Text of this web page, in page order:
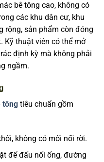
bê tông cao, không có
các khu dân cư, khu
rộng, sản phẩm còn đóng
Kỹ thuật viên có thể mở
định kỳ mà không phải
ngầm.
tông tiêu chuẩn gồm
không có mối nối rời.
để đấu nối ống, đường